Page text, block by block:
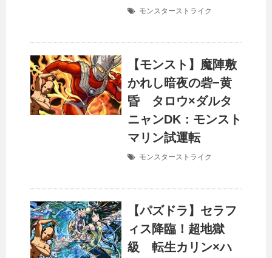
モンスターストライク
【モンスト】魔陣敷
かれし暗夜の砦−黄
昏 タロウ×ダルタ
ニャンDK：モンスト
マリン試運転
モンスターストライク
【パズドラ】セラフ
ィス降臨！超地獄
級 転生カリン×ハ